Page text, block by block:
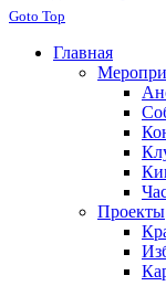
Goto Top
Главная
Проекты